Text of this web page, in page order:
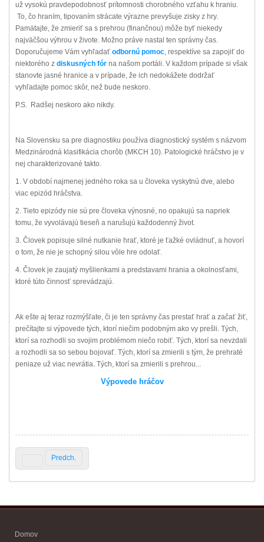
už vysokú pravdepodobnosť prítomnosti chorobného vzťahu k hraniu.
To, čo hraním, tipovaním strácate výrazne prevyšuje zisky z hry.
Pamätajte, že zmieriť sa s prehrou (finančnou) môže byť niekedy
najväčšou výhrou v živote. Možno práve nastal ten správny čas.
Doporučujeme Vám vyhľadať odbornú pomoc, respektíve sa zapojiť do
niektorého z diskusných fór na našom portáli. V každom prípade si však
stanovte jasné hranice a v prípade, že ich nedokážete dodržať
vyhľadajte pomoc skôr, než bude neskoro.
P.S. Radšej neskoro ako nikdy.
Na Slovensku sa pre diagnostiku používa diagnostický systém s názvom
Medzinárodná klasifikácia chorôb (MKCH 10). Patologické hráčstvo je v
nej charakterizované takto.
1. V období najmenej jedného roka sa u človeka vyskytnú dve, alebo
viac epizód hráčstva.
2. Tieto epizódy nie sú pre človeka výnosné, no opakujú sa napriek
tomu, že vyvolávajú tieseň a narušujú každodenný život.
3. Človek popisuje silné nutkanie hrať, ktoré je ťažké ovládnuť, a hovorí
o tom, že nie je schopný silou vôle hre odolať.
4. Človek je zaujatý myšlienkami a predstavami hrania a okolnosťami,
ktoré túto činnosť sprevádzajú.
Ak ešte aj teraz rozmýšľate, či je ten správny čas prestať hrať a začať žiť,
prečítajte si výpovede tých, ktorí niečim podobným ako vy prešli. Tých,
ktorí sa rozhodli so svojim problémom niečo robiť. Tých, ktorí sa nevzdali
a rozhodli sa so sebou bojovať. Tých, ktorí sa zmierili s tým, že prehraté
peniaze už viac nevrátia. Tých, ktorí sa zmierili s prehrou...
Výpovede hráčov
Predch.
Domov